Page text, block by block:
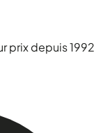
prix depuis 1992